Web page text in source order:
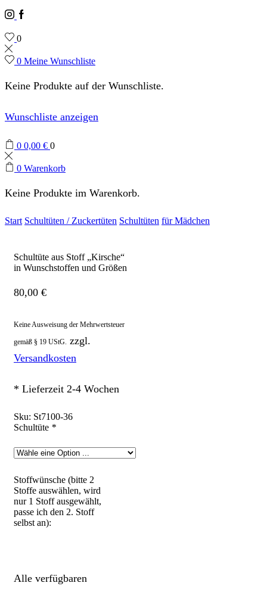
Instagram
Facebook
0
0 Meine Wunschliste
Keine Produkte auf der Wunschliste.
Wunschliste anzeigen
0 0,00 € 0
0 Warenkorb
Keine Produkte im Warenkorb.
Start Schultüten / Zuckertüten Schultüten für Mädchen
Schultüte aus Stoff „Kirsche“
in Wunschstoffen und Größen
80,00 €
Keine Ausweisung der Mehrwertsteuer
gemäß § 19 UStG. zzgl.
Versandkosten
* Lieferzeit 2-4 Wochen
Sku: St7100-36
Schultüte *
Stoffwünsche (bitte 2
Stoffe auswählen, wird
nur 1 Stoff ausgewählt,
passe ich den 2. Stoff
selbst an):
Alle verfügbaren